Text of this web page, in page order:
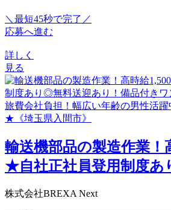
＼最短45秒で完了／
応募へ進む
詳しく
見る
輸送機部品の製造作業！
★自社正社員登用制度あ
株式会社BREXA Next